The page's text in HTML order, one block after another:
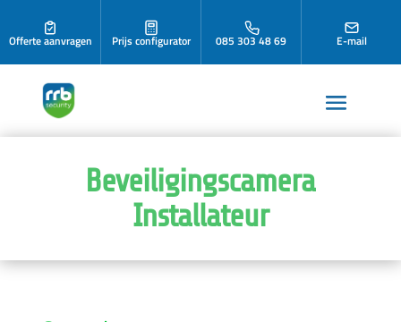
Offerte aanvragen Prijs configurator 085 303 48 69 E-mail
Beveiligingscamera
Installateur